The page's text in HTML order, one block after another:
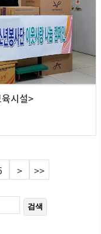
시설>
> >>